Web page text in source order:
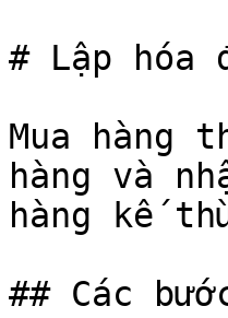
# Lập hóa
Mua hàng
hàng và
hàng kế
## Các